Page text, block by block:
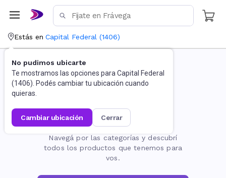
Estás en Capital Federal (1406)
No pudimos ubicarte
Te mostramos las opciones para Capital Federal
(1406). Podés cambiar tu ubicación cuando
quieras.
cambiar ubicación cerrar
La página no existe
Navegá por las categorías y descubrí
todos los productos que tenemos para
vos.